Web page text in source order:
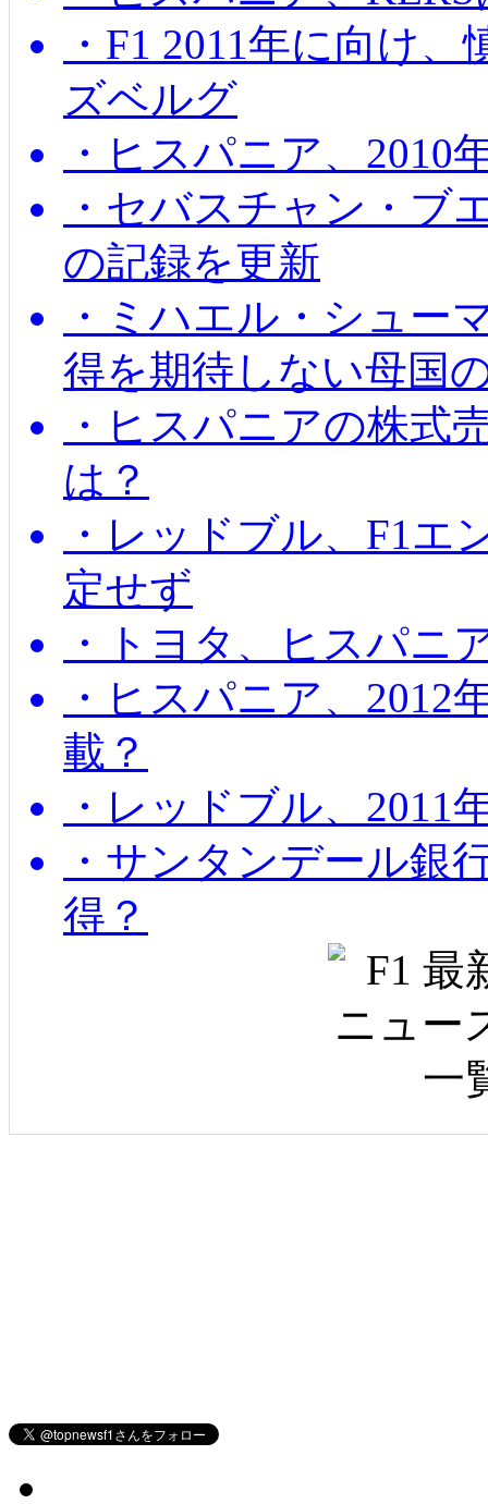
・F1 2011年に向け
ズベルグ
・ヒスパニア、2010
・セバスチャン・ブ
の記録を更新
・ミハエル・シュー
得を期待しない母国
・ヒスパニアの株式
は？
・レッドブル、F1エ
定せず
・トヨタ、ヒスパニ
・ヒスパニア、2012
載？
・レッドブル、2011
・サンタンデール銀
得？